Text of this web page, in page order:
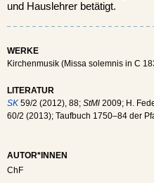
und Hauslehrer betätigt.
WERKE
Kirchenmusik (Missa solemnis in C
LITERATUR
SK 59/2 (2012), 88; StMl 2009; H.
60/2 (2013); Taufbuch 1750–84 der
AUTOR*INNEN
ChF